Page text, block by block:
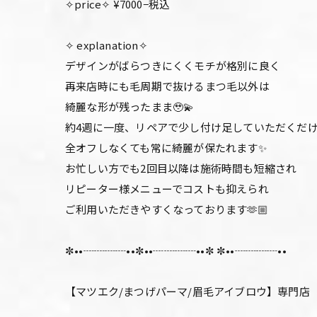
✧price✧ ¥7000−税込
✧ explanation✧
デザインがばらつきにくくモチが格別に良く
再来店時にも毛周期で抜けるまつ毛以外は
綺麗な形が残ったまま🥹💫
約4週に一度、リペアで少し付け足していただくだ
全オフしなくても常に綺麗が保たれます✨
お忙しい方でも2回目以降は施術時間も短縮され
リピーター様メニューでコストも抑えられ
ご利用いただきやすくなっております🫶🏼
✼••┈┈┈┈••✼••┈┈┈┈••✼ ✼••┈┈┈┈••
【マツエク/まつげパーマ/眉毛アイブロウ】専門店